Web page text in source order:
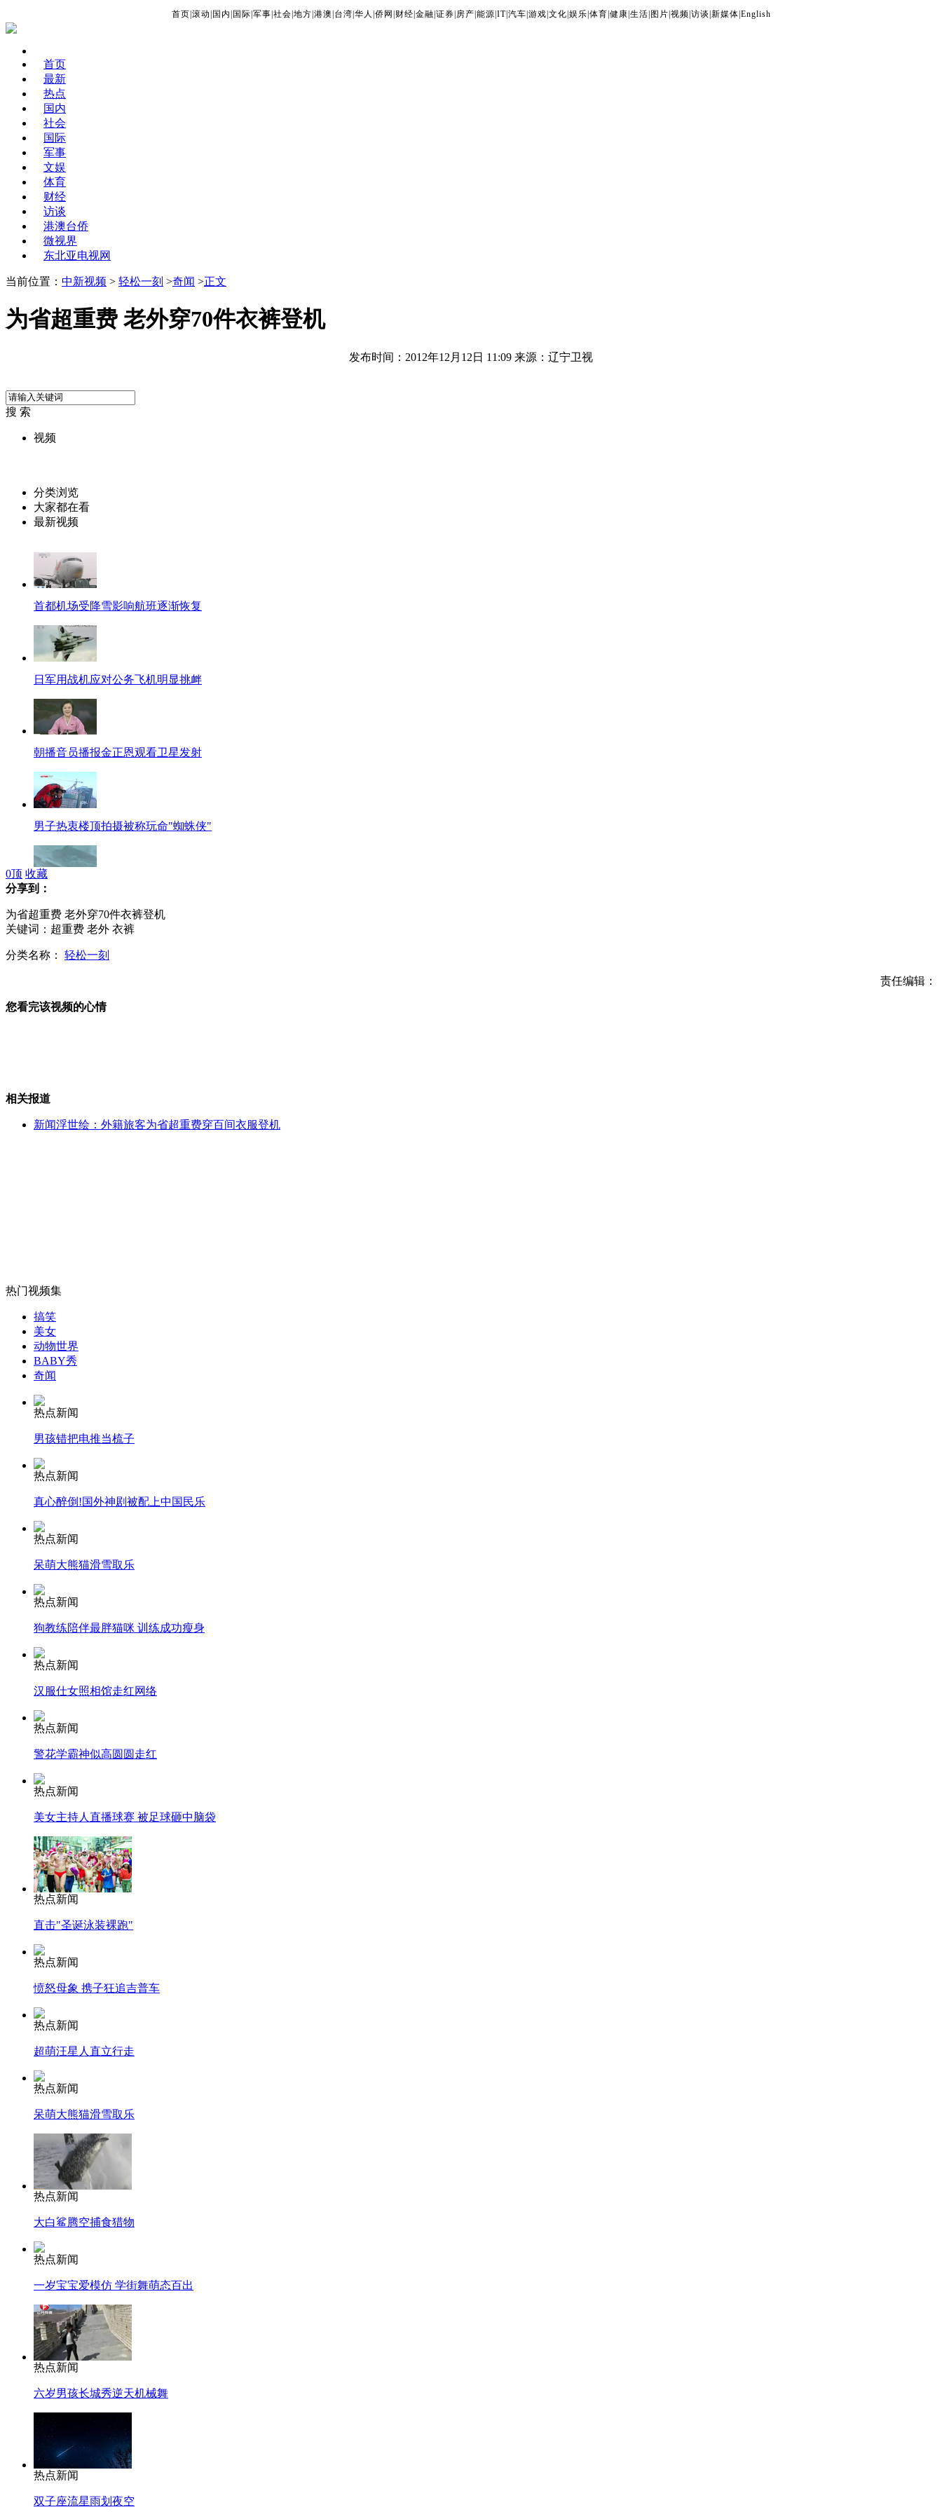
首页 滚动 国内 国际 军事 社会 地方 港澳 台湾 华人 侨网 财经 金融 证券 房产 能源 IT| 汽车 游戏 文化 娱乐 体育 健康 生活 图片 视频 访谈 新媒体 English
首页
最新
热点
国内
社会
国际
军事
文娱
体育
财经
访谈
港澳台侨
微视界
东北亚电视网
当前位置： 中新视频 > 轻松一刻 >奇闻 >正文
为省超重费 老外穿70件衣裤登机
发布时间：2012年12月12日 11:09 来源：辽宁卫视
搜 索
视频
分类浏览
大家都在看
最新视频
首都机场受降雪影响航班逐渐恢复
日军用战机应对公务飞机明显挑衅
朝播音员播报金正恩观看卫星发射
男子热衷楼顶拍摄被称玩命"蜘蛛侠"
哈警方破获窃车案 窃贼割碎卖废铁
山西运城恶犬咬伤多人 警民合力深夜将其击毙
无痛分娩是否安全 医生回应
外交部：反对强权政治霸凌主义
外交部：有关国家言论片面不公正
安徽一实载49人客车翻车
走！跟着总书记去植树
消防员救轻生者
纽约上演“枕头大战”
司机酒驾遇交警 急速倒车逃窜
0顶 收藏
分享到：
为省超重费 老外穿70件衣裤登机
关键词：超重费 老外 衣裤
分类名称： 轻松一刻
责任编辑：
您看完该视频的心情
相关报道
新闻浮世绘：外籍旅客为省超重费穿百间衣服登机
热门视频集
搞笑
美女
动物世界
BABY秀
奇闻
热点新闻
男孩错把电推当梳子
热点新闻
真心醉倒!国外神剧被配上中国民乐
热点新闻
呆萌大熊猫滑雪取乐
热点新闻
狗教练陪伴最胖猫咪 训练成功瘦身
热点新闻
汉服仕女照相馆走红网络
热点新闻
警花学霸神似高圆圆走红
热点新闻
美女主持人直播球赛 被足球砸中脑袋
热点新闻
直击"圣诞泳装裸跑"
热点新闻
愤怒母象 携子狂追吉普车
热点新闻
超萌汪星人直立行走
热点新闻
呆萌大熊猫滑雪取乐
热点新闻
大白鲨腾空捕食猎物
热点新闻
一岁宝宝爱模仿 学街舞萌态百出
热点新闻
六岁男孩长城秀逆天机械舞
热点新闻
双子座流星雨划夜空